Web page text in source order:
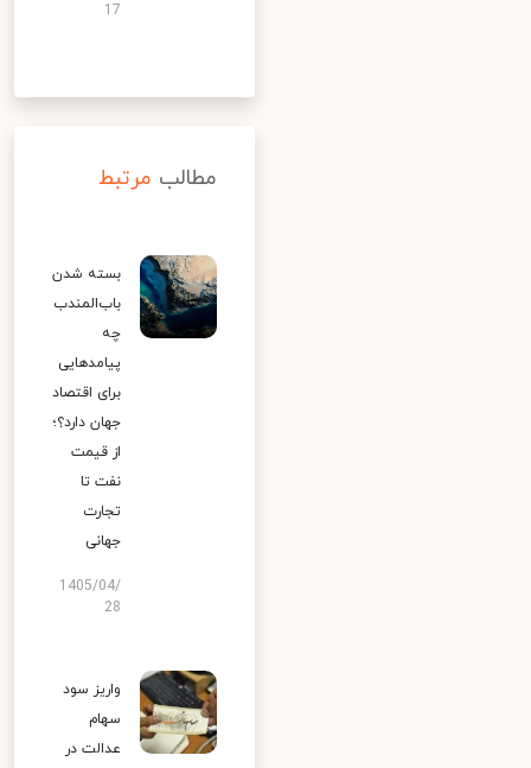
17
مطالب مرتبط
بسته شدن
باب‌المندب
چه
پیامدهایی
برای اقتصاد
جهان دارد؟؛
از قیمت
نفت تا
تجارت
جهانی
1405/04/
28
واریز سود
سهام
عدالت در